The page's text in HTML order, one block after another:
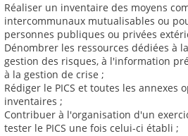
Réaliser un inventaire des moyens
intercommunaux mutualisables ou
personnes publiques ou privées
Dénombrer les ressources dédiées à
gestion des risques, à l'information
à la gestion de crise ;
Rédiger le PICS et toutes les annexes
inventaires ;
Contribuer à l'organisation d'un
tester le PICS une fois celui-ci établi ;